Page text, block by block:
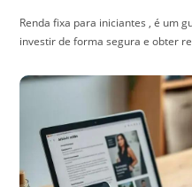
Renda fixa para iniciantes , é um
investir de forma segura e obter